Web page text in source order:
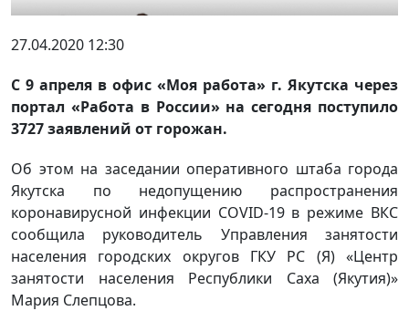
27.04.2020 12:30
С 9 апреля в офис «Моя работа» г. Якутска через
портал «Работа в России» на сегодня поступило
3727 заявлений от горожан.
Об этом на заседании оперативного штаба города
Якутска по недопущению распространения
коронавирусной инфекции COVID-19 в режиме ВКС
сообщила руководитель Управления занятости
населения городских округов ГКУ РС (Я) «Центр
занятости населения Республики Саха (Якутия)»
Мария Слепцова.